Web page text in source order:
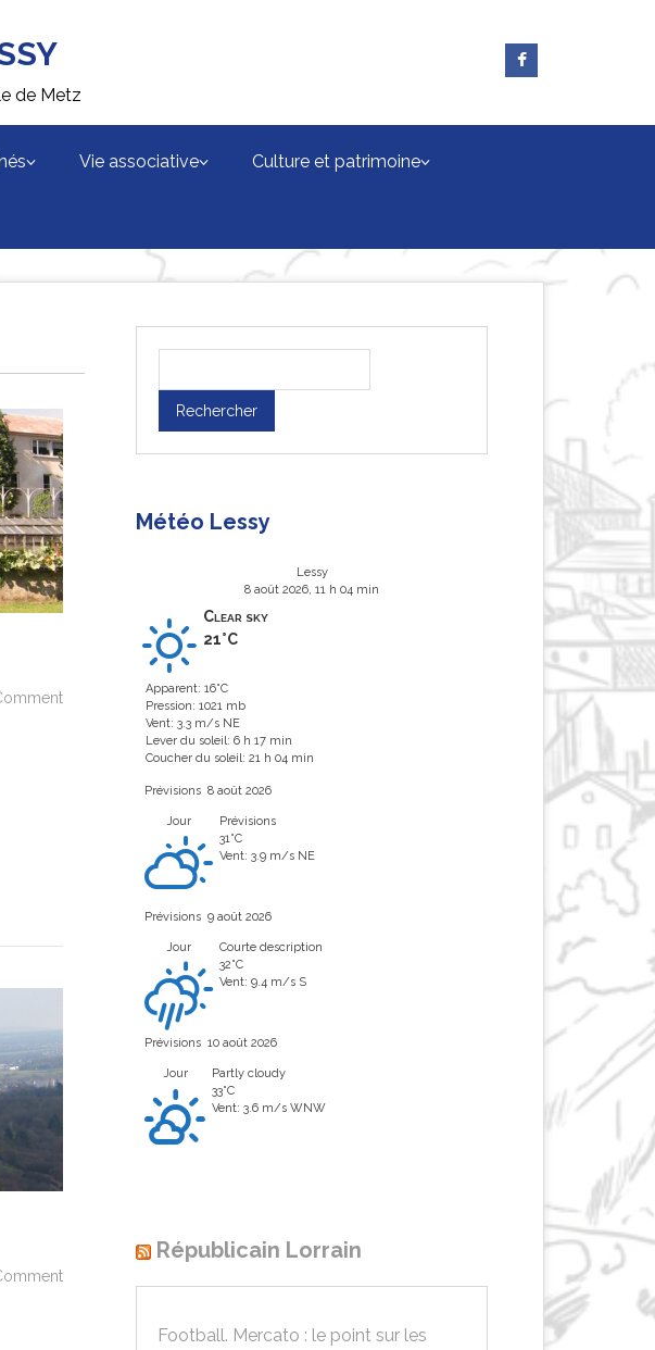
de Metz
Vie associative Culture et patrimoine
Météo Lessy
Lessy
8 août 2026, 11 h 04 min
Clear sky
21°C
Apparent: 16°C
Pression: 1021 mb
Vent: 3.3 m/s NE
Lever du soleil: 6 h 17 min
Coucher du soleil: 21 h 04 min
Prévisions 8 août 2026
Jour
Prévisions
31°C
Vent: 3.9 m/s NE
Prévisions 9 août 2026
Jour
Courte description
32°C
Vent: 9.4 m/s S
Prévisions 10 août 2026
Jour
Partly cloudy
33°C
Vent: 3.6 m/s WNW
Républicain Lorrain
Football. Mercato : le point sur les